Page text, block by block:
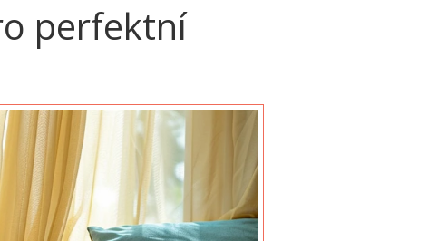
perfektní